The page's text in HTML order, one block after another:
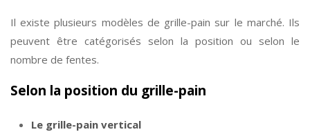
Il existe plusieurs modèles de grille-pain sur le marché. Ils
peuvent être catégorisés selon la position ou selon le
nombre de fentes.
Selon la position du grille-pain
Le grille-pain vertical